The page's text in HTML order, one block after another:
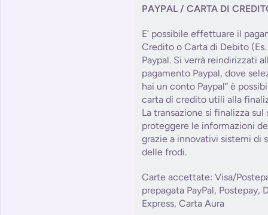
PAYPAL / CARTA DI
E’ possibile effettuare il
Credito o Carta di Debito
Paypal. Si verrà reindirizzati
pagamento Paypal, dove
hai un conto Paypal” è
carta di credito utili alla
La transazione si finalizza
proteggere le informazioni
grazie a innovativi sistemi di
delle frodi.
Carte accettate: Visa/
prepagata PayPal, Postepay,
Express, Carta Aura